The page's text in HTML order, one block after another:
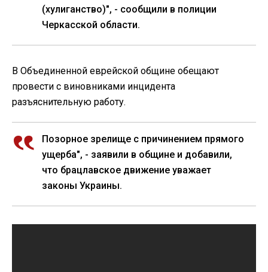
(хулиганство)", - сообщили в полиции
Черкасской области.
В Объединенной еврейской общине обещают
провести с виновниками инцидента
разъяснительную работу.
Позорное зрелище с причинением прямого
ущерба", - заявили в общине и добавили,
что брацлавское движение уважает
законы Украины.